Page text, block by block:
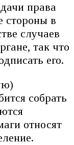
права
стороны в
случаев
так что
его.
собрать
относят